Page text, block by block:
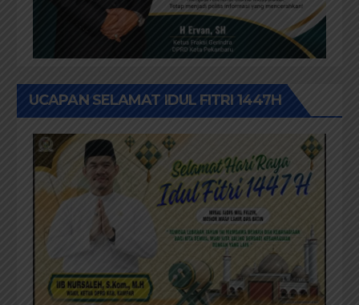
UCAPAN SELAMAT IDUL FITRI 1447H